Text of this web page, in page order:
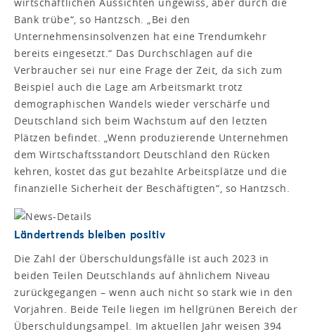
wirtschaftlichen Aussichten ungewiss, aber durch die
Bank trübe“, so Hantzsch. „Bei den
Unternehmensinsolvenzen hat eine Trendumkehr
bereits eingesetzt.“ Das Durchschlagen auf die
Verbraucher sei nur eine Frage der Zeit, da sich zum
Beispiel auch die Lage am Arbeitsmarkt trotz
demographischen Wandels wieder verschärfe und
Deutschland sich beim Wachstum auf den letzten
Plätzen befindet. „Wenn produzierende Unternehmen
dem Wirtschaftsstandort Deutschland den Rücken
kehren, kostet das gut bezahlte Arbeitsplätze und die
finanzielle Sicherheit der Beschäftigten“, so Hantzsch.
Ländertrends bleiben positiv
Die Zahl der Überschuldungsfälle ist auch 2023 in
beiden Teilen Deutschlands auf ähnlichem Niveau
zurückgegangen – wenn auch nicht so stark wie in den
Vorjahren. Beide Teile liegen im hellgrünen Bereich der
Überschuldungsampel. Im aktuellen Jahr weisen 394